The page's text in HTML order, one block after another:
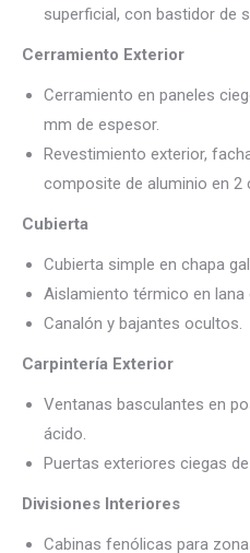
superficial, con bastidor de
Cerramiento Exterior
Cerramiento en paneles
mm de espesor.
Revestimiento exterior,
composite de aluminio en 2
Cubierta
Cubierta simple en chapa
Aislamiento térmico en lana
Canalón y bajantes ocultos.
Carpintería Exterior
Ventanas basculantes en
ácido.
Puertas exteriores ciegas
Divisiones Interiores
Cabinas fenólicas para